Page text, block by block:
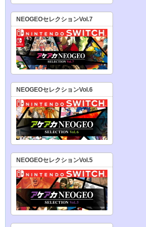
NEOGEOセレクションVol.7
NEOGEOセレクションVol.6
NEOGEOセレクションVol.5